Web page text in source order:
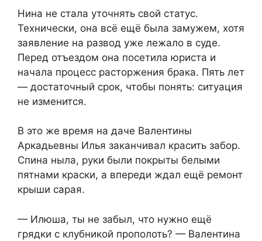
Нина не стала уточнять свой статус.
Технически, она всё ещё была замужем, хотя
заявление на развод уже лежало в суде.
Перед отъездом она посетила юриста и
начала процесс расторжения брака. Пять лет
— достаточный срок, чтобы понять: ситуация
не изменится.
В это же время на даче Валентины
Аркадьевны Илья заканчивал красить забор.
Спина ныла, руки были покрыты белыми
пятнами краски, а впереди ждал ещё ремонт
крыши сарая.
— Илюша, ты не забыл, что нужно ещё
грядки с клубникой прополоть? — Валентина